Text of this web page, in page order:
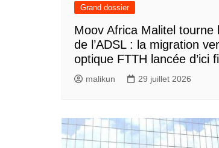
Grand dossier
Moov Africa Malitel tourne
de l’ADSL : la migration
optique FTTH lancée d’ici
malikun 29 juillet 2026